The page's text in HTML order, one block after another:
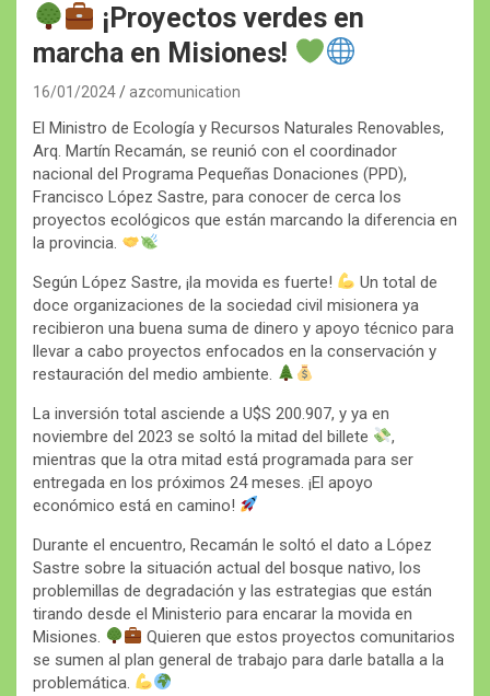
¡Proyectos verdes en
marcha en Misiones!
16/01/2024 azcomunication
El Ministro de Ecología y Recursos Naturales Renovables,
Arq. Martín Recamán, se reunió con el coordinador
nacional del Programa Pequeñas Donaciones (PPD),
Francisco López Sastre, para conocer de cerca los
proyectos ecológicos que están marcando la diferencia en
la provincia.
Según López Sastre, ¡la movida es fuerte!
Un total de
doce organizaciones de la sociedad civil misionera ya
recibieron una buena suma de dinero y apoyo técnico para
llevar a cabo proyectos enfocados en la conservación y
restauración del medio ambiente.
La inversión total asciende a U$S 200.907, y ya en
noviembre del 2023 se soltó la mitad del billete
,
mientras que la otra mitad está programada para ser
entregada en los próximos 24 meses. ¡El apoyo
económico está en camino!
Durante el encuentro, Recamán le soltó el dato a López
Sastre sobre la situación actual del bosque nativo, los
problemillas de degradación y las estrategias que están
tirando desde el Ministerio para encarar la movida en
Misiones.
Quieren que estos proyectos comunitarios
se sumen al plan general de trabajo para darle batalla a la
problemática.